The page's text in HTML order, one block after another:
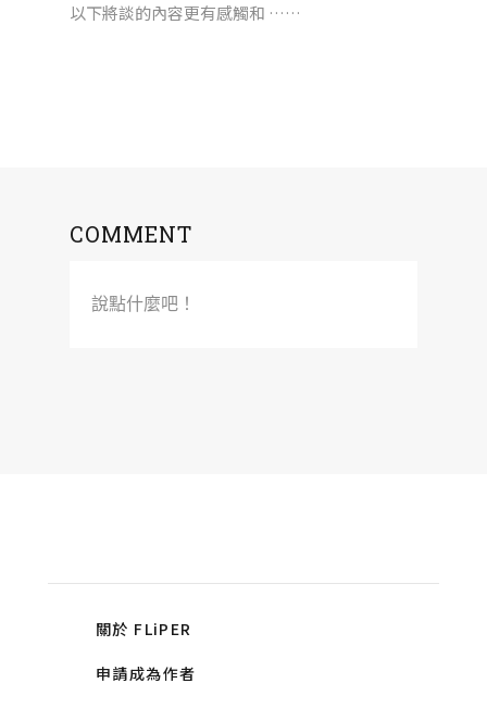
以下將談的內容更有感觸和 ……
COMMENT
說點什麼吧！
關於 FLiPER
申請成為作者